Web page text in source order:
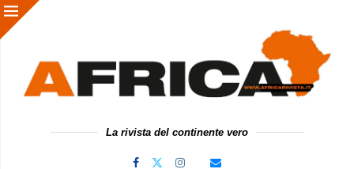
La rivista del continente vero